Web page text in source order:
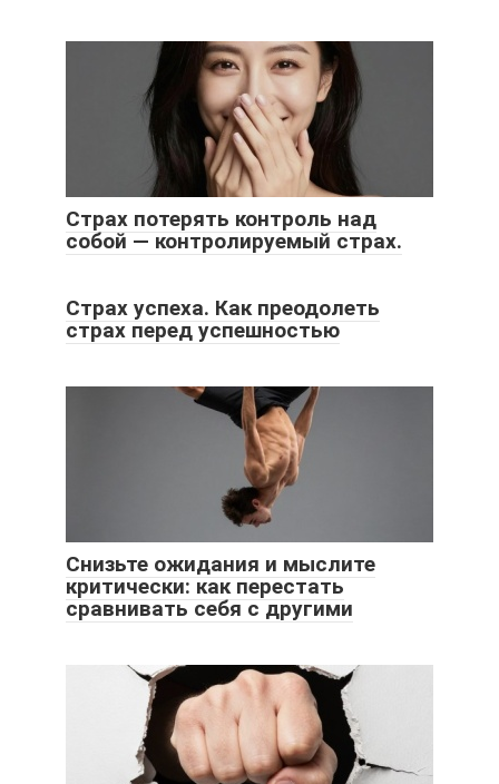
Страх потерять контроль над
собой — контролируемый страх.
Страх успеха. Как преодолеть
страх перед успешностью
Снизьте ожидания и мыслите
критически: как перестать
сравнивать себя с другими